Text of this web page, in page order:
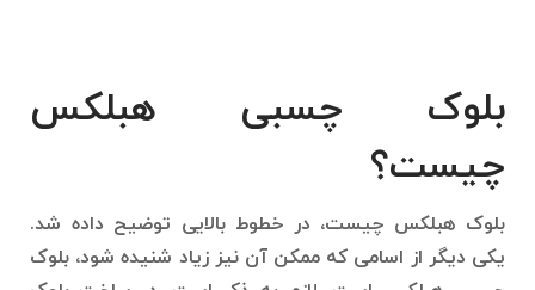
بلوک چسبی هبلکس
چیست؟
بلوک هبلکس چیست، در خطوط بالایی توضیح داده شد.
یکی دیگر از اسامی که ممکن آن نیز زیاد شنیده شود، بلوک